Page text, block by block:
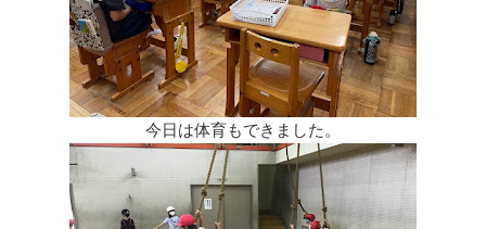
今日は体育もできました。